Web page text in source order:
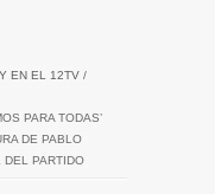
EN EL 12TV /
PARA TODAS’
DE PABLO
DEL PARTIDO